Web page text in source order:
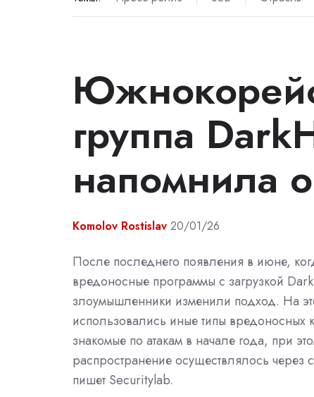
группа
напомнила
Komolov Rostislav 20/01/26
После последнего появления в июне,
вредоносные программы с загрузкой
злоумышленники изменили подход. На
использовались иные типы вредоносных
знакомые по атакам в начале года, при
распространение осуществлялось через
пишет Securitylab.